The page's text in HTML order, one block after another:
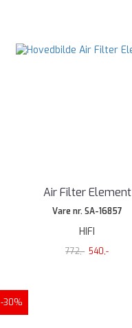
Air Filter Element
Vare nr. SA-16857
HIFI
772,- 540,-
-30%